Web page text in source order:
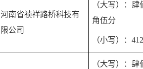
河南省祯祥路桥科技有
限公司
（大写）：
角伍分
（小写）：
（大写）：